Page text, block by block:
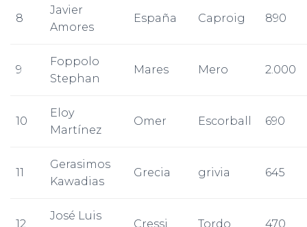
8
Javier
Amores
España Caproig 890
9
Foppolo
Stephan
Mares Mero 2.000
10
Eloy
Martínez
Omer Escorball 690
11
Gerasimos
Kawadias
Grecia grivia 645
12
José Luis
Cressi Tordo 470